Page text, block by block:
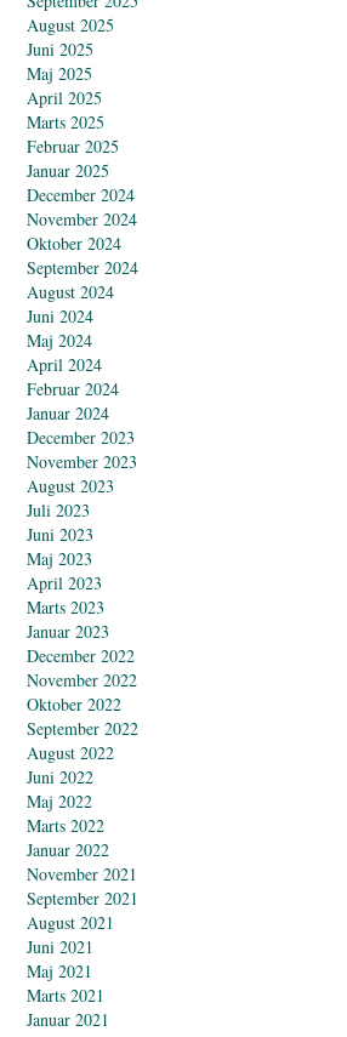
August 2025
Juni 2025
Maj 2025
April 2025
Marts 2025
Februar 2025
Januar 2025
December 2024
November 2024
Oktober 2024
September 2024
August 2024
Juni 2024
Maj 2024
April 2024
Februar 2024
Januar 2024
December 2023
November 2023
August 2023
Juli 2023
Juni 2023
Maj 2023
April 2023
Marts 2023
Januar 2023
December 2022
November 2022
Oktober 2022
September 2022
August 2022
Juni 2022
Maj 2022
Marts 2022
Januar 2022
November 2021
September 2021
August 2021
Juni 2021
Maj 2021
Marts 2021
Januar 2021